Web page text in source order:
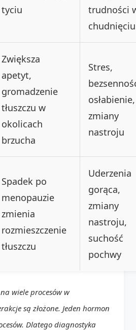
tyciu
trudności
chudnięciu
Zwiększa
apetyt,
gromadzenie
tłuszczu w
okolicach
brzucha
Stres,
osłabienie,
zmiany
nastroju
Spadek po
menopauzie
zmienia
rozmieszczenie
tłuszczu
Uderzenia
gorąca,
zmiany
nastroju,
suchość
pochwy
wiele procesów w
są złożone. Jeden hormon
Dlatego diagnostyka